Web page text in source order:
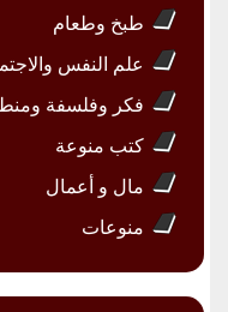
طبخ وطعام
علم النفس
فكر وفلسفة
كتب منوعة
مال و أعمال
منوعات